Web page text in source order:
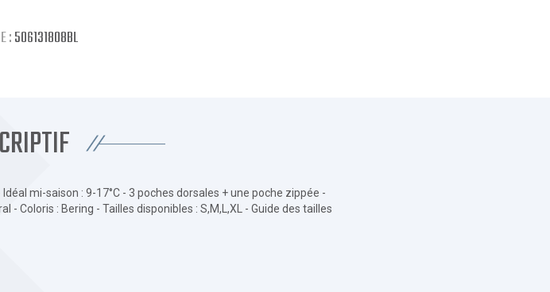
:506131808BL
mi-saison : 9-17°C - 3 poches dorsales + une poche zippée -
Coloris : Bering - Tailles disponibles : S,M,L,XL - Guide des tailles